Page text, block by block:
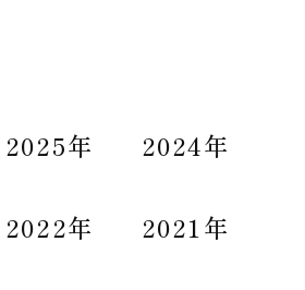
2025年 2024年
2022年 2021年